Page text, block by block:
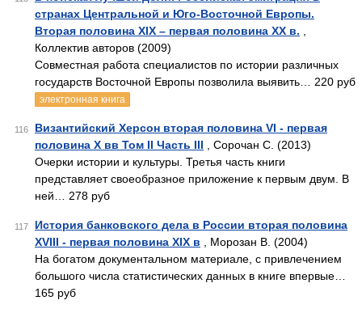
странах Центральной и Юго-Восточной Европы.
Вторая половина XIX – первая половина XX в.
Коллектив авторов (2009)
Совместная работа специалистов по истории различных
государств Восточной Европы позволила выявить… 220 руб
электронная книга
116
Византийский Херсон вторая половина VI - первая
половина X вв Том II Часть III , Сорочан С. (2013)
Очерки истории и культуры. Третья часть книги
представляет своеобразное приложение к первым двум. В
ней… 278 руб
117
История банковского дела в России вторая половина
XVIII - первая половина XIX в , Морозан В. (2004)
На богатом документальном материале, с привлечением
большого числа статистических данных в книге впервые…
165 руб